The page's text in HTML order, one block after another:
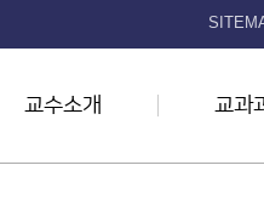
교수소개 교과